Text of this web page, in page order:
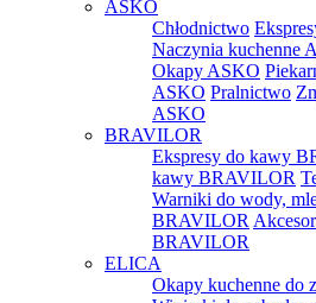
ASKO
Chłodnictwo
Naczynia kuchenne
Okapy ASKO
ASKO Pralnictwo
ASKO
BRAVILOR
Ekspresy do kawy
kawy BRAVILOR
Warniki do wody,
BRAVILOR
BRAVILOR
ELICA
Okapy kuchenne do